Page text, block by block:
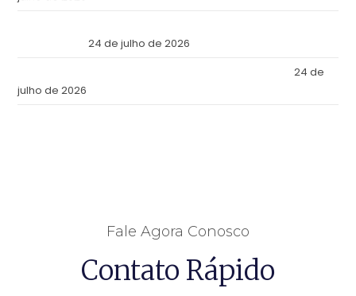
24 de julho de 2026
24 de
julho de 2026
Fale Agora Conosco
Contato Rápido